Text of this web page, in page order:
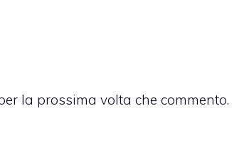
la prossima volta che commento.